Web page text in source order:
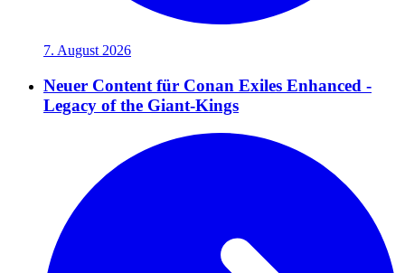
7. August 2026
Neuer Content für Conan Exiles Enhanced -
Legacy of the Giant-Kings